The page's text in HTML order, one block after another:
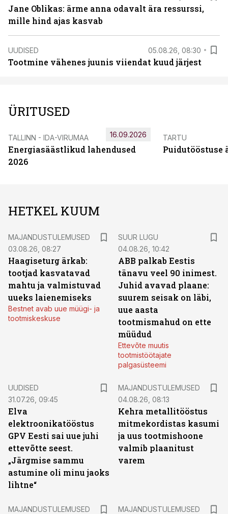
Jane Oblikas: ärme anna odavalt ära ressurssi,
mille hind ajas kasvab
UUDISED 05.08.26, 08:30
Tootmine vähenes juunis viiendat kuud järjest
ÜRITUSED
TALLINN - IDA-VIRUMAA
Energiasäästlikud lahendused
2026
16.09.2026 TARTU
Puidutööstuse
HETKEL KUUM
MAJANDUSTULEMUSED
03.08.26, 08:27
Haagiseturg ärkab:
tootjad kasvatavad
mahtu ja valmistuvad
uueks laienemiseks
Bestnet avab uue müügi- ja
tootmiskeskuse
SUUR LUGU
04.08.26, 10:42
ABB palkab Eestis
tänavu veel 90 inimest.
Juhid avavad plaane:
suurem seisak on läbi,
uue aasta
tootmismahud on ette
müüdud
Ettevõte muutis
tootmistöötajate
palgasüsteemi
UUDISED
31.07.26, 09:45
Elva
elektroonikatööstus
GPV Eesti sai uue juhi
ettevõtte seest.
„Järgmise sammu
astumine oli minu jaoks
lihtne“
MAJANDUSTULEMUSED
04.08.26, 08:13
Kehra metallitööstus
mitmekordistas kasumi
ja uus tootmishoone
valmib plaanitust
varem
MAJANDUSTULEMUSED MAJANDUSTULEMUSED